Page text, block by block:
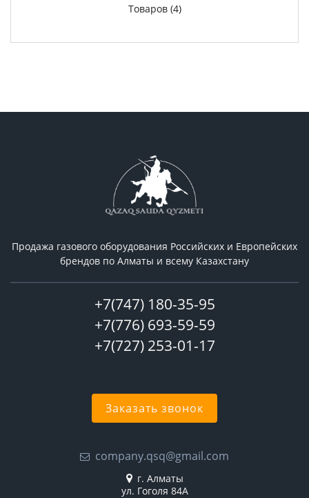
Товаров (4)
Продажа газового оборудования Российcких и Европейских
брендов по Алматы и всему Казахстану
+7(747) 180-35-95
+7(776) 693-59-59
+7(727) 253-01-17
Заказать звонок
company.qsq@gmail.com
г. Алматы
ул. Гоголя 84А